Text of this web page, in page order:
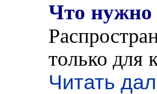
Что нужно
только для
Читать